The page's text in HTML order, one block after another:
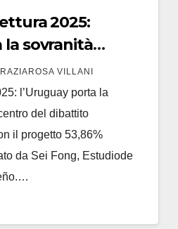
2025:
la sovranità
del dibattito
VILLANI
l’Uruguay porta la
del dibattito
il progetto 53,86%
da Sei Fong, Estudiode